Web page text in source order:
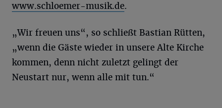
www.schloemer-musik.de.
„Wir freuen uns“, so schließt Bastian Rütten,
„wenn die Gäste wieder in unsere Alte Kirche
kommen, denn nicht zuletzt gelingt der
Neustart nur, wenn alle mit tun.“